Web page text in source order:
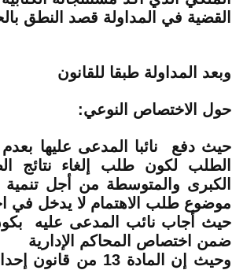
القضية في المداولة قصد النطق
وبعد المداولة طبقا للقانون
حول الاختصاص النوعي:
حيث دفع نائبا المدعى عليها
الطلب لكون طلب إلغاء نتائج
الكبرى والمتوسطة من أجل
موضوع طلب الاهتمام لا يدخل في
حيث أجاب نائب المدعى عليه
ضمن اختصاص المحاكم الإدارية
وحيث إن المادة 13